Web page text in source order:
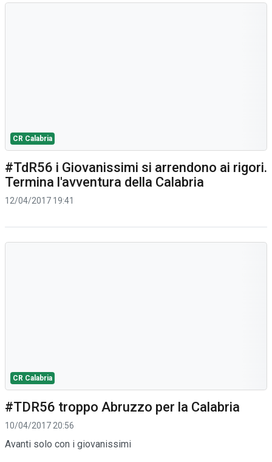
CR Calabria
#TdR56 i Giovanissimi si arrendono ai rigori.
Termina l'avventura della Calabria
12/04/2017 19:41
CR Calabria
#TDR56 troppo Abruzzo per la Calabria
10/04/2017 20:56
Avanti solo con i giovanissimi